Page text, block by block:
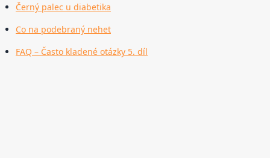
Černý palec u diabetika
Co na podebraný nehet
FAQ – Často kladené otázky 5. díl